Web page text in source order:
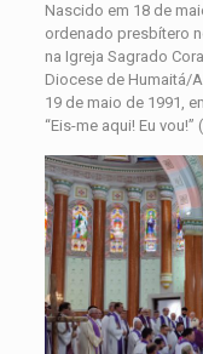
Nascido em 18 de
ordenado presbítero
na Igreja Sagrado
Diocese de Humaitá/
19 de maio de 1991,
“Eis-me aqui! Eu vou!”